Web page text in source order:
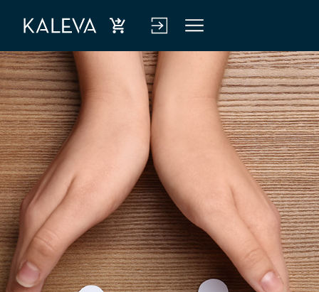
Ost
a
Kirj
aud
verk
alve
luu
n
Vali
kko